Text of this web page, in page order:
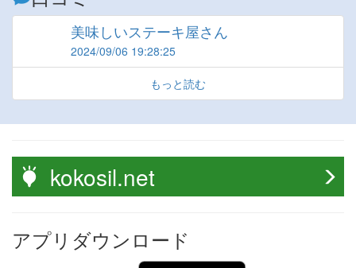
美味しいステーキ屋さん
2024/09/06 19:28:25
もっと読む
kokosil.net
アプリダウンロード